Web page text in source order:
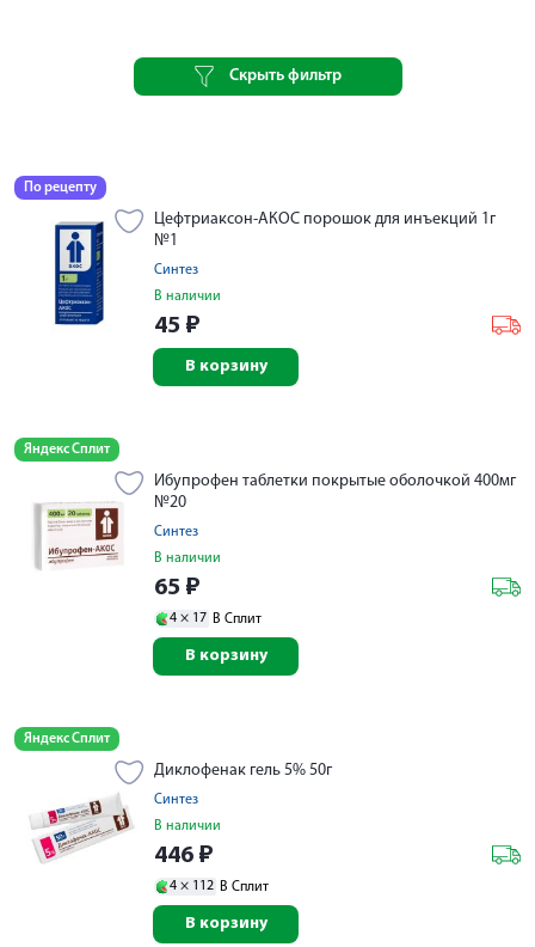
Скрыть фильтр
По рецепту
Цефтриаксон-АКОС порошок для инъекций 1г
№1
Синтез
В наличии
45 ₽
В корзину
Яндекс Сплит
Ибупрофен таблетки покрытые оболочкой 400мг
№20
Синтез
В наличии
65 ₽
4 × 17 В Сплит
В корзину
Яндекс Сплит
Диклофенак гель 5% 50г
Синтез
В наличии
446 ₽
4 × 112 В Сплит
В корзину